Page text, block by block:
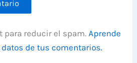
para reducir el spam.Aprende
de tus comentarios.